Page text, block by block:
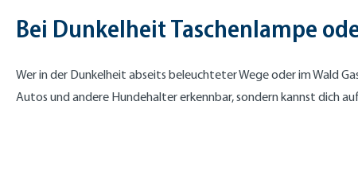
Bei Dunkelheit Taschenlampe
Wer in der Dunkelheit abseits beleuchteter Wege oder im Wald
Autos und andere Hundehalter erkennbar, sondern kannst dich